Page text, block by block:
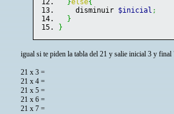
}else{
disminuir $inicial ;
}
}
igual si te piden la tabla del 21 y salie inicial 3 y final
21 x 3 =
21 x 4 =
21 x 5 =
21 x 6 =
21 x 7 =